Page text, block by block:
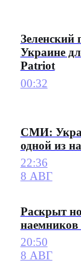
Зеленский
Украине
Patriot
00:32
СМИ:
одной из
22:36
8 АВГ
Раскрыт
20:50
8 АВГ